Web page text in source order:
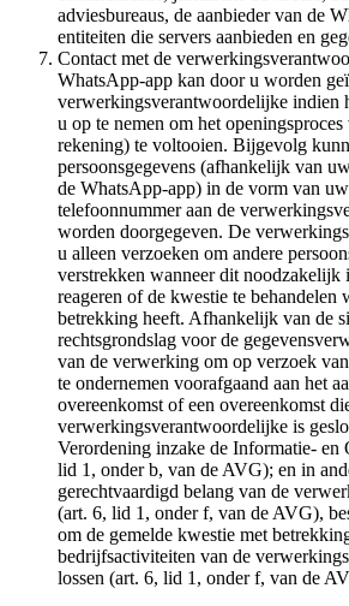
adviesbureaus, de aanbieder van de
entiteiten die servers aanbieden en
Contact met de
WhatsApp-app kan door u worden
verwerkingsverantwoordelijke indien
u op te nemen om het
rekening) te voltooien. Bijgevolg
persoonsgegevens (afhankelijk van
de WhatsApp-app) in de vorm van
telefoonnummer aan de
worden doorgegeven. De
u alleen verzoeken om andere
verstrekken wanneer dit noodzakelijk
reageren of de kwestie te behandelen
betrekking heeft. Afhankelijk van de
rechtsgrondslag voor de
van de verwerking om op verzoek
te ondernemen voorafgaand aan het
overeenkomst of een overeenkomst
verwerkingsverantwoordelijke is
Verordening inzake de Informatie- en
lid 1, onder b, van de AVG); en in
gerechtvaardigd belang van de
(art. 6, lid 1, onder f, van de AVG),
om de gemelde kwestie met
bedrijfsactiviteiten van de
lossen (art. 6, lid 1, onder f, van de